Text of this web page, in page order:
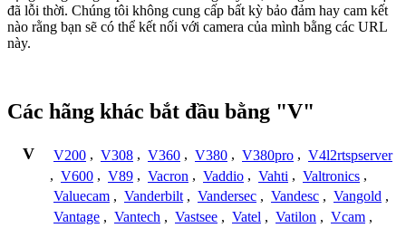
đã lỗi thời. Chúng tôi không cung cấp bất kỳ bảo đảm hay cam kết
nào rằng bạn sẽ có thể kết nối với camera của mình bằng các URL
này.
Các hãng khác bắt đầu bằng "V"
V V200 , V308 , V360 , V380 , V380pro , V4l2rtspserver
, V600 , V89 , Vacron , Vaddio , Vahti , Valtronics ,
Valuecam , Vanderbilt , Vandersec , Vandesc , Vangold ,
Vantage , Vantech , Vastsee , Vatel , Vatilon , Vcam ,